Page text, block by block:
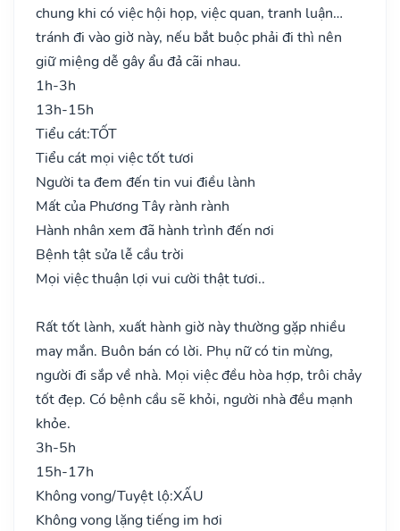
chung khi có việc hội họp, việc quan, tranh luận…
tránh đi vào giờ này, nếu bắt buộc phải đi thì nên
giữ miệng dễ gây ẩu đả cãi nhau.
1h-3h
13h-15h
Tiểu cát:TỐT
Tiểu cát mọi việc tốt tươi
Người ta đem đến tin vui điều lành
Mất của Phương Tây rành rành
Hành nhân xem đã hành trình đến nơi
Bệnh tật sửa lễ cầu trời
Mọi việc thuận lợi vui cười thật tươi..
Rất tốt lành, xuất hành giờ này thường gặp nhiều
may mắn. Buôn bán có lời. Phụ nữ có tin mừng,
người đi sắp về nhà. Mọi việc đều hòa hợp, trôi chảy
tốt đẹp. Có bệnh cầu sẽ khỏi, người nhà đều mạnh
khỏe.
3h-5h
15h-17h
Không vong/Tuyệt lộ:XẤU
Không vong lặng tiếng im hơi